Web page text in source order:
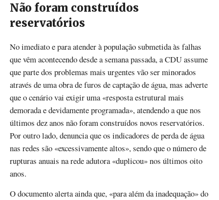
Não foram construídos
reservatórios
No imediato e para atender à população submetida às falhas
que vêm acontecendo desde a semana passada, a CDU assume
que parte dos problemas mais urgentes vão ser minorados
através de uma obra de furos de captação de água, mas adverte
que o cenário vai exigir uma «resposta estrutural mais
demorada e devidamente programada», atendendo a que nos
últimos dez anos não foram construídos novos reservatórios.
Por outro lado, denuncia que os indicadores de perda de água
nas redes são «excessivamente altos», sendo que o número de
rupturas anuais na rede adutora «duplicou» nos últimos oito
anos.
O documento alerta ainda que, «para além da inadequação» do